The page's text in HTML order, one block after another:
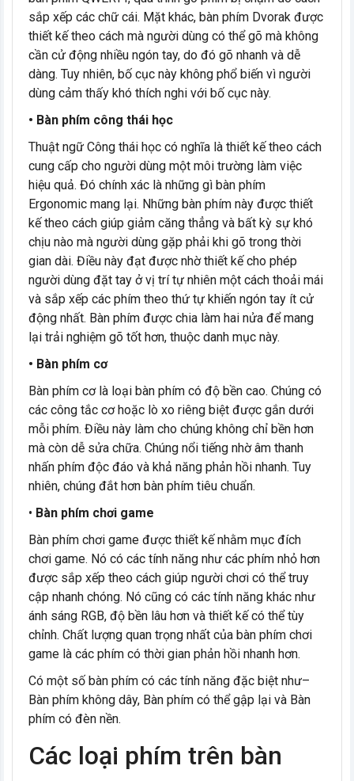
sắp xếp các chữ cái. Mặt khác, bàn phím Dvorak được
thiết kế theo cách mà người dùng có thể gõ mà không
cần cử động nhiều ngón tay, do đó gõ nhanh và dễ
dàng. Tuy nhiên, bố cục này không phổ biến vì người
dùng cảm thấy khó thích nghi với bố cục này.
• Bàn phím công thái học
Thuật ngữ Công thái học có nghĩa là thiết kế theo cách
cung cấp cho người dùng một môi trường làm việc
hiệu quả. Đó chính xác là những gì bàn phím
Ergonomic mang lại. Những bàn phím này được thiết
kế theo cách giúp giảm căng thẳng và bất kỳ sự khó
chịu nào mà người dùng gặp phải khi gõ trong thời
gian dài. Điều này đạt được nhờ thiết kế cho phép
người dùng đặt tay ở vị trí tự nhiên một cách thoải mái
và sắp xếp các phím theo thứ tự khiến ngón tay ít cử
động nhất. Bàn phím được chia làm hai nửa để mang
lại trải nghiệm gõ tốt hơn, thuộc danh mục này.
• Bàn phím cơ
Bàn phím cơ là loại bàn phím có độ bền cao. Chúng có
các công tắc cơ hoặc lò xo riêng biệt được gắn dưới
mỗi phím. Điều này làm cho chúng không chỉ bền hơn
mà còn dễ sửa chữa. Chúng nổi tiếng nhờ âm thanh
nhấn phím độc đáo và khả năng phản hồi nhanh. Tuy
nhiên, chúng đắt hơn bàn phím tiêu chuẩn.
• Bàn phím chơi game
Bàn phím chơi game được thiết kế nhằm mục đích
chơi game. Nó có các tính năng như các phím nhỏ hơn
được sắp xếp theo cách giúp người chơi có thể truy
cập nhanh chóng. Nó cũng có các tính năng khác như
ánh sáng RGB, độ bền lâu hơn và thiết kế có thể tùy
chỉnh. Chất lượng quan trọng nhất của bàn phím chơi
game là các phím có thời gian phản hồi nhanh hơn.
Có một số bàn phím có các tính năng đặc biệt như–
Bàn phím không dây, Bàn phím có thể gập lại và Bàn
phím có đèn nền.
Các loại phím trên bàn